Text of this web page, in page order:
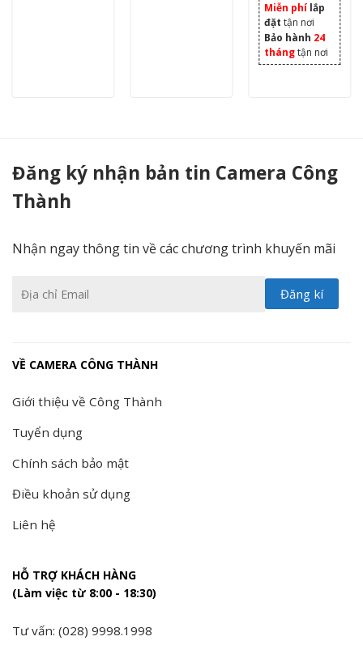
Miễn phí lắp
đặt tận nơi
Bảo hành 24
thángtận nơi
Đăng ký nhận bản tin Camera Công
Thành
Nhận ngay thông tin về các chương trình khuyến mãi
VỀ CAMERA CÔNG THÀNH
Giới thiệu về Công Thành
Tuyển dụng
Chính sách bảo mật
Điều khoản sử dụng
Liên hệ
HỖ TRỢ KHÁCH HÀNG
(Làm việc từ 8:00 - 18:30)
Tư vấn: (028) 9998.1998